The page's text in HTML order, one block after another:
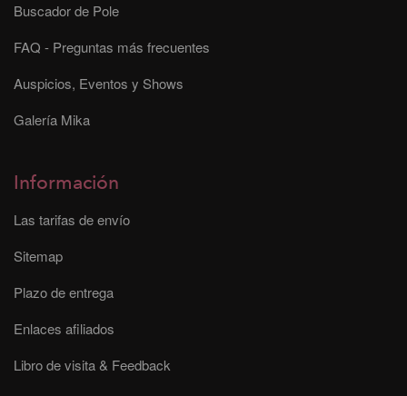
Buscador de Pole
FAQ - Preguntas más frecuentes
Auspicios, Eventos y Shows
Galería Mika
Información
Las tarifas de envío
Sitemap
Plazo de entrega
Enlaces afiliados
Libro de visita & Feedback